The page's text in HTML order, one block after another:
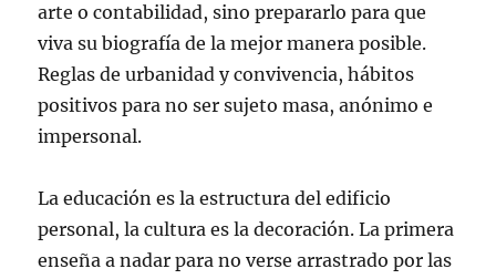
arte o contabilidad, sino prepararlo para que
viva su biografía de la mejor manera posible.
Reglas de urbanidad y convivencia, hábitos
positivos para no ser sujeto masa, anónimo e
impersonal.
La educación es la estructura del edificio
personal, la cultura es la decoración. La primera
enseña a nadar para no verse arrastrado por las